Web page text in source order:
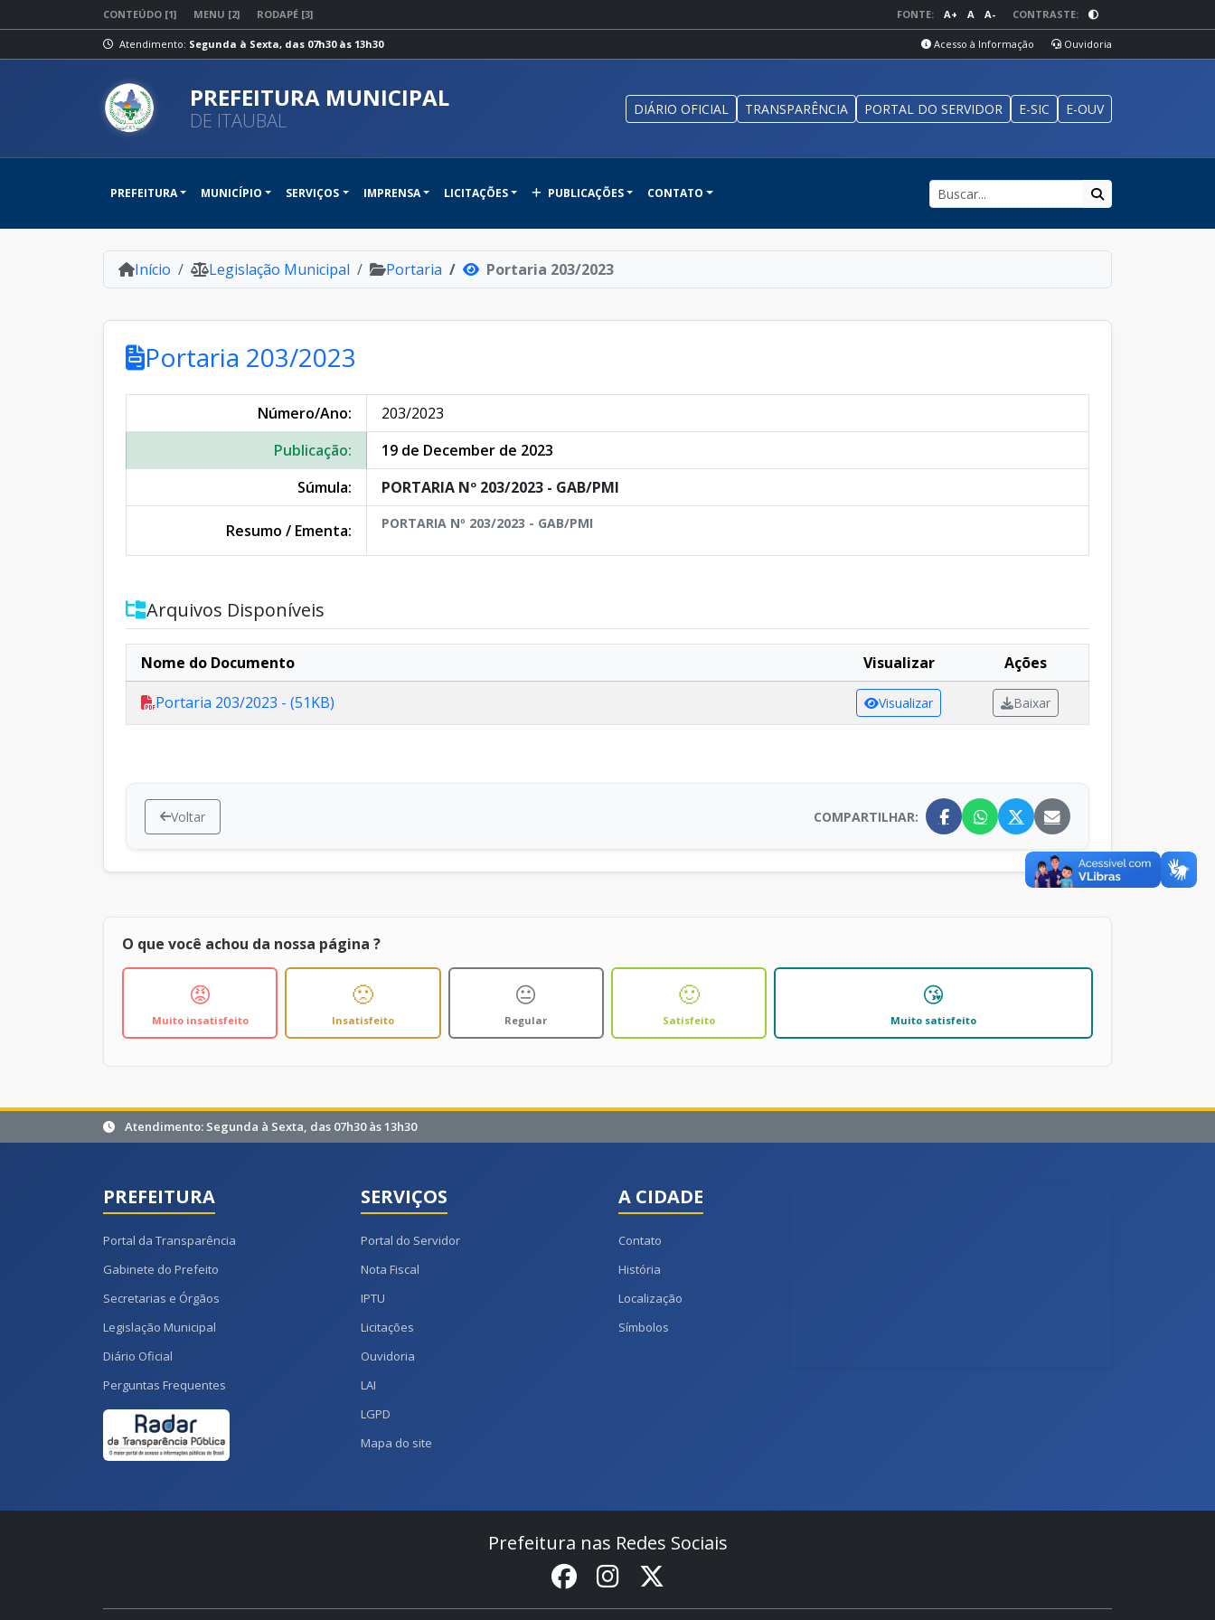
CONTEÚDO [1] MENU [2] RODAPÉ [3] FONTE: A+ A A- CONTRASTE:
Atendimento: Segunda à Sexta, das 07h30 às 13h30 Acesso à Informação Ouvidoria
PREFEITURA MUNICIPAL
DE ITAUBAL DIÁRIO OFICIAL TRANSPARÊNCIA PORTAL DO SERVIDOR E-SIC E-OUV
PREFEITURA MUNICÍPIO SERVIÇOS IMPRENSA LICITAÇÕES PUBLICAÇÕES CONTATO
Início Legislação Municipal Portaria Portaria 203/2023
Portaria 203/2023
Número/Ano:
203/2023
Publicação:
19 de December de 2023
Súmula:
PORTARIA Nº 203/2023 - GAB/PMI
Resumo / Ementa: PORTARIA Nº 203/2023 - GAB/PMI
Arquivos Disponíveis
Nome do Documento Visualizar
Ações
Portaria 203/2023 - (51KB)
Visualizar Baixar
Voltar COMPARTILHAR:
O que você achou da nossa página ?
😡
Muito insatisfeito
🙁
Insatisfeito
😐
Regular
🙂
Satisfeito
😘
Muito satisfeito
Atendimento: Segunda à Sexta, das 07h30 às 13h30
PREFEITURA
Portal da Transparência
Gabinete do Prefeito
Secretarias e Órgãos
Legislação Municipal
Diário Oficial
Perguntas Frequentes
SERVIÇOS
Portal do Servidor
Nota Fiscal
IPTU
Licitações
Ouvidoria
LAI
LGPD
Mapa do site
A CIDADE
Contato
História
Localização
Símbolos
Prefeitura nas Redes Sociais